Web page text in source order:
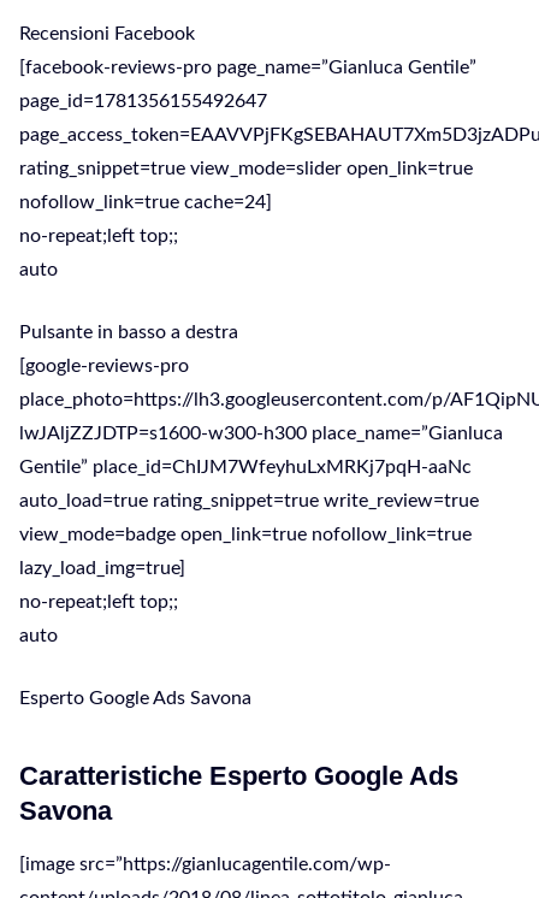
Recensioni Facebook
[facebook-reviews-pro page_name=”Gianluca Gentile”
page_id=1781356155492647
rating_snippet=true view_mode=slider open_link=true
nofollow_link=true cache=24]
no-repeat;left top;;
auto
Pulsante in basso a destra
[google-reviews-pro
place_photo=https://lh3.googleusercontent.com/p/
lwJAljZZJDTP=s1600-w300-h300 place_name=”Gianluca
Gentile” place_id=ChIJM7WfeyhuLxMRKj7pqH-aaNc
auto_load=true rating_snippet=true write_review=true
view_mode=badge open_link=true nofollow_link=true
lazy_load_img=true]
no-repeat;left top;;
auto
Esperto Google Ads Savona
Caratteristiche Esperto Google Ads
Savona
[image src=”https://gianlucagentile.com/wp-